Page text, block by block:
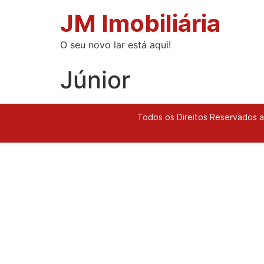
JM Imobiliária
O seu novo lar está aqui!
Júnior
Todos os Direitos Reservados